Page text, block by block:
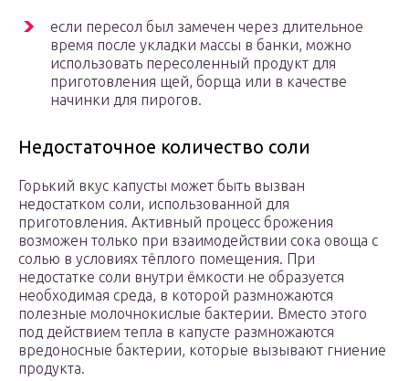
если пересол был замечен через длительное
время после укладки массы в банки, можно
использовать пересоленный продукт для
приготовления щей, борща или в качестве
начинки для пирогов.
Недостаточное количество соли
Горький вкус капусты может быть вызван
недостатком соли, использованной для
приготовления. Активный процесс брожения
возможен только при взаимодействии сока овоща с
солью в условиях тёплого помещения. При
недостатке соли внутри ёмкости не образуется
необходимая среда, в которой размножаются
полезные молочнокислые бактерии. Вместо этого
под действием тепла в капусте размножаются
вредоносные бактерии, которые вызывают гниение
продукта.